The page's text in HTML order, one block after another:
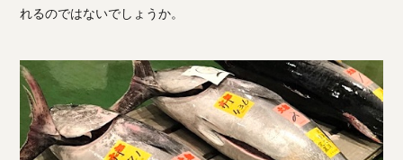
れるのではないでしょうか。